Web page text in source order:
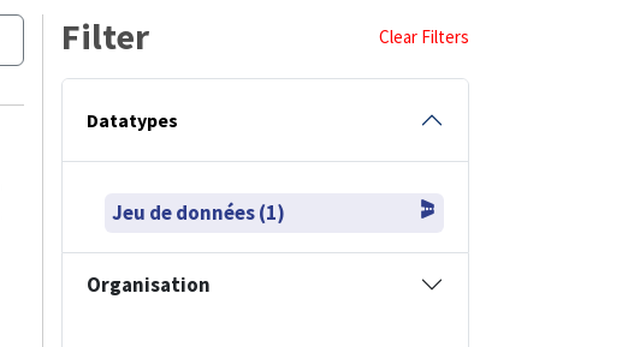
Filter Clear Filters
Datatypes
Jeu de données (1)
Organisation